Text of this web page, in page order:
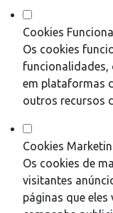
Cookies
Os cookies
em plataformas
outros recursos
Cookies
Os cookies de
visitantes
páginas que